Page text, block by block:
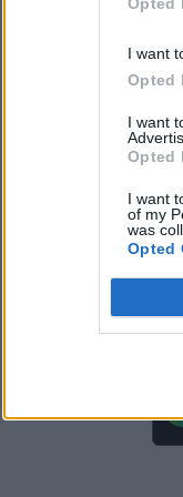
I want
Opted
I want
Opted
I want
of my
was
Opted